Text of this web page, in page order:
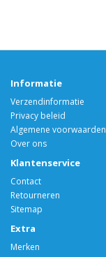
Informatie
Verzendinformatie
Privacy beleid
Algemene voorwaarden
Over ons
Klantenservice
Contact
Retourneren
Sitemap
Extra
Merken